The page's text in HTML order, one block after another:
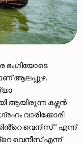
ഭംഗിയോടെ
ആലപ്പുഴ.
ആയിരുന്ന കഴ്സന്‍
വാരിക്കോരി
വെനീസ് “ എന്ന്
വെനീസ് എന്ന്